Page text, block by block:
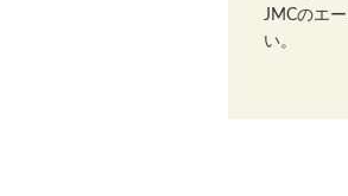
JMCのエ
い。